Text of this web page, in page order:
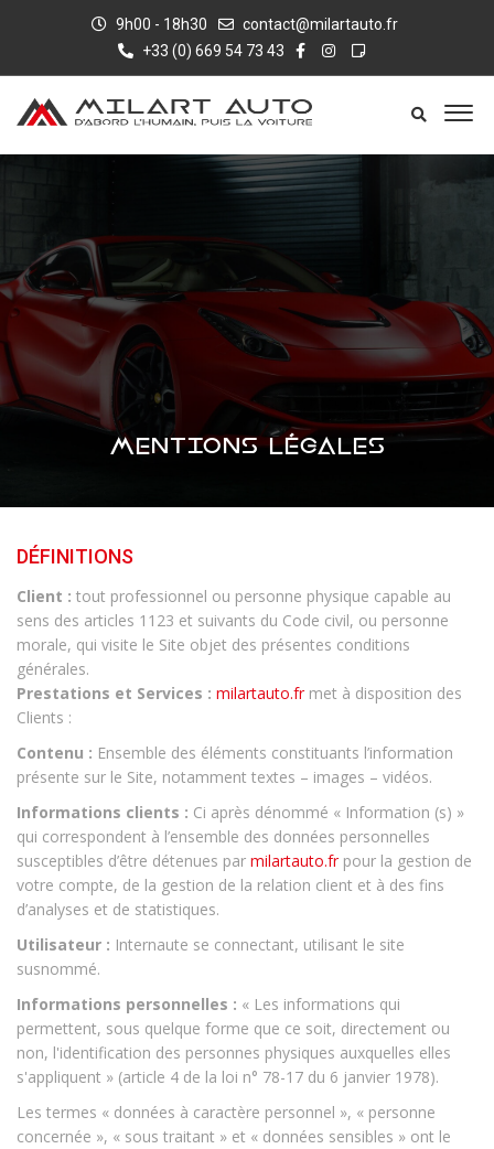
9h00 - 18h30
contact@milartauto.fr
+33 (0) 669 54 73 43
MENTIONS LÉGALES
DÉFINITIONS
Client : tout professionnel ou personne physique capable au
sens des articles 1123 et suivants du Code civil, ou personne
morale, qui visite le Site objet des présentes conditions
générales.
Prestations et Services : milartauto.frmet à disposition des
Clients :
Contenu : Ensemble des éléments constituants l’information
présente sur le Site, notamment textes – images – vidéos.
Informations clients : Ci après dénommé « Information (s) »
qui correspondent à l’ensemble des données personnelles
susceptibles d’être détenues par milartauto.frpour la gestion de
votre compte, de la gestion de la relation client et à des fins
d’analyses et de statistiques.
Utilisateur : Internaute se connectant, utilisant le site
susnommé.
Informations personnelles : « Les informations qui
permettent, sous quelque forme que ce soit, directement ou
non, l'identification des personnes physiques auxquelles elles
s'appliquent » (article 4 de la loi n° 78-17 du 6 janvier 1978).
Les termes « données à caractère personnel », « personne
concernée », « sous traitant » et « données sensibles » ont le